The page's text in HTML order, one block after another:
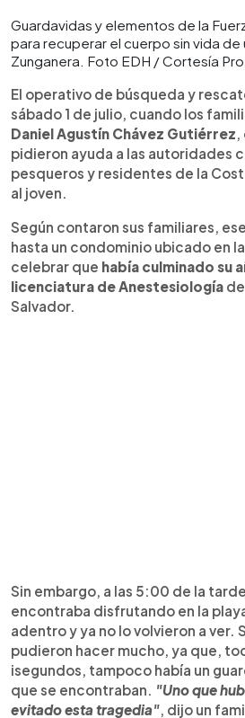
Guardavidas y elementos de la
para recuperar el cuerpo sin vida de
Zunganera. Foto EDH / Cortesía
El operativo de búsqueda y
sábado 1 de julio, cuando los
Daniel Agustín Chávez Gutiérrez,
pidieron ayuda a las autoridades
pesqueros y residentes de la
al joven.
Según contaron sus familiares,
hasta un condominio ubicado en
celebrar que había culminado su
licenciatura de Anestesiología
Salvador.
Sin embargo, a las 5:00 de la
encontraba disfrutando en la
adentro y ya no lo volvieron a ver.
pudieron hacer mucho, ya que,
isegundos, tampoco había un
que se encontraban. "Uno que
evitado esta tragedia", dijo un